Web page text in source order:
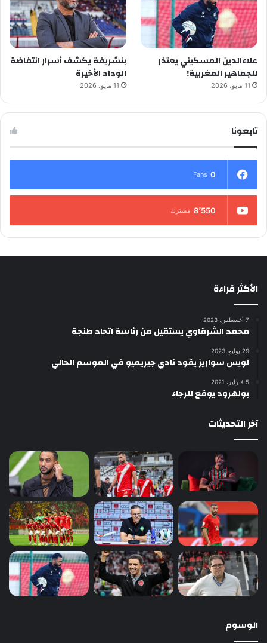
علاءالدين المسكيني يعتذر
للجماهير المغربية!
11 مايو، 2026
بنشريفة يكشف أسرار انتفاضة
الوداد الأخيرة
11 مايو، 2026
تابعونا
0
Fans
8٬550 مشترك
الأكثر قراءة
7 أغسطس، 2023
محمد الشرقاوي يستقيل من رئاسة اتحاد طنجة
29 يوليو، 2023
لويس سواريز يقود نادي جيريميو في الموسم الحالي
5 فبراير، 2021
بولهرود يوقع للرجاء
آخر التحديثات
الوسوم